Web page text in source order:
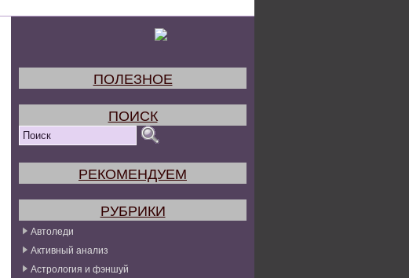
ПОЛЕЗНОЕ
ПОИСК
РЕКОМЕНДУЕМ
РУБРИКИ
Автоледи
Активный анализ
Астрология и фэншуй